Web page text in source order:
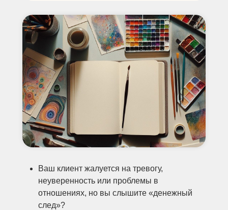
Ваш клиент жалуется на тревогу,
неуверенность или проблемы в
отношениях, но вы слышите «денежный
след»?